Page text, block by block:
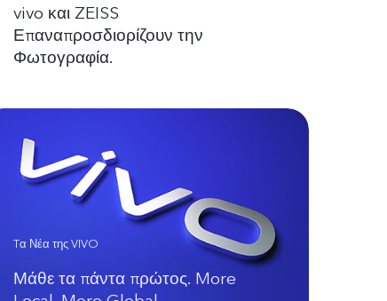
vivo και ZEISS
Επαναπροσδιορίζουν την
Φωτογραφία.
Tα Νέα της VIVO
Μάθε τα πάντα πρώτος. More